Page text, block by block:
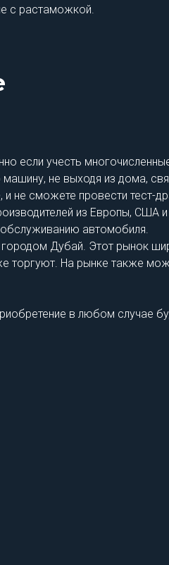
с растаможкой.
если учесть
не выходя из дома,
и не сможете провести тест-
из Европы, США
автомобиля.
Дубай. Этот рынок
На рынке также
в любом случае